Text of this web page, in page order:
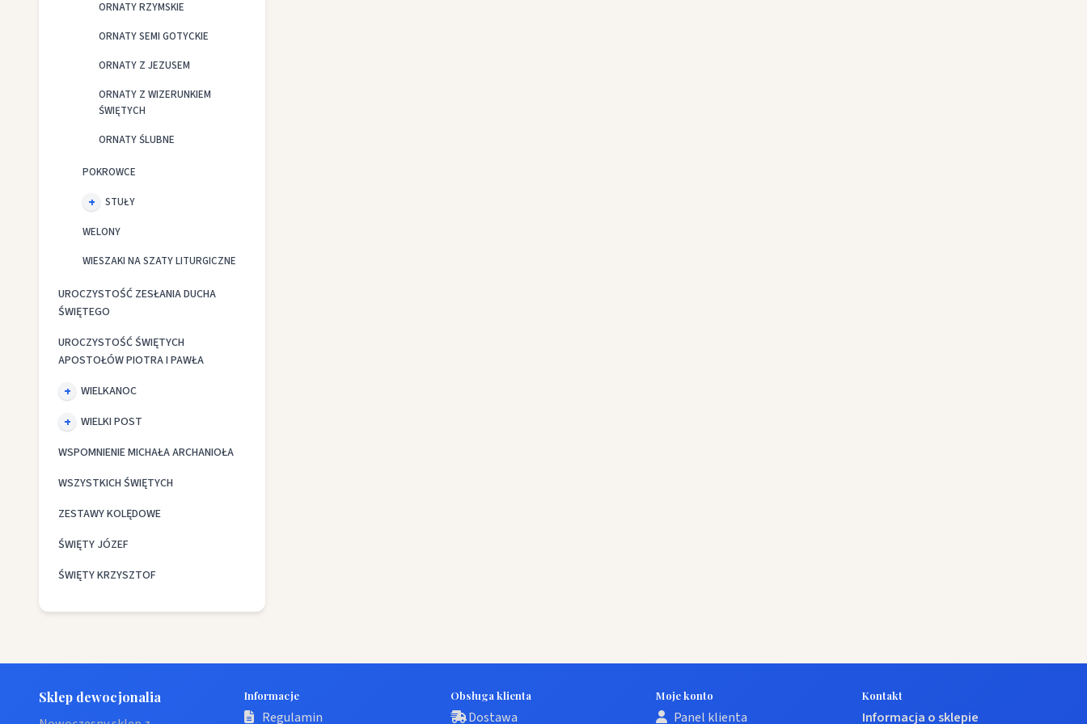
ORNATY RZYMSKIE
ORNATY SEMI GOTYCKIE
ORNATY Z JEZUSEM
ORNATY Z WIZERUNKIEM
ŚWIĘTYCH
ORNATY ŚLUBNE
POKROWCE
STUŁY
WELONY
WIESZAKI NA SZATY LITURGICZNE
UROCZYSTOŚĆ ZESŁANIA DUCHA
ŚWIĘTEGO
UROCZYSTOŚĆ ŚWIĘTYCH
APOSTOŁÓW PIOTRA I PAWŁA
WIELKANOC
WIELKI POST
WSPOMNIENIE MICHAŁA ARCHANIOŁA
WSZYSTKICH ŚWIĘTYCH
ZESTAWY KOLĘDOWE
ŚWIĘTY JÓZEF
ŚWIĘTY KRZYSZTOF
Sklep dewocjonalia Informacje
Regulamin
Obsługa klienta
Dostawa
Moje konto
Panel klienta
Kontakt
Informacja o sklepie